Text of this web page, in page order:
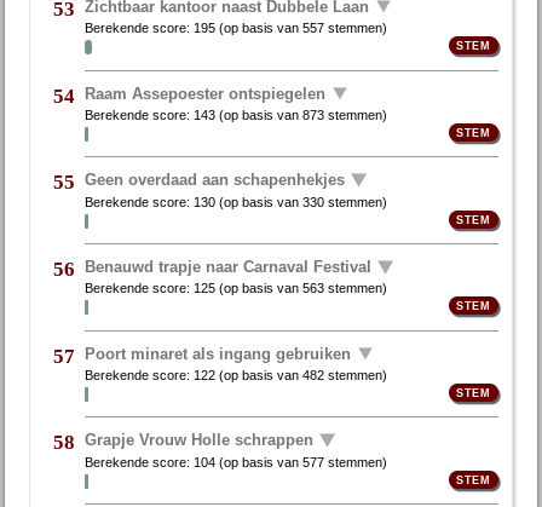
53 Zichtbaar kantoor naast Dubbele Laan
Berekende score: 195 (op basis van557 stemmen)
54 Raam Assepoester ontspiegelen
Berekende score: 143 (op basis van873 stemmen)
55 Geen overdaad aan schapenhekjes
Berekende score: 130 (op basis van330 stemmen)
56 Benauwd trapje naar Carnaval Festival
Berekende score: 125 (op basis van563 stemmen)
57 Poort minaret als ingang gebruiken
Berekende score: 122 (op basis van482 stemmen)
58 Grapje Vrouw Holle schrappen
Berekende score: 104 (op basis van577 stemmen)